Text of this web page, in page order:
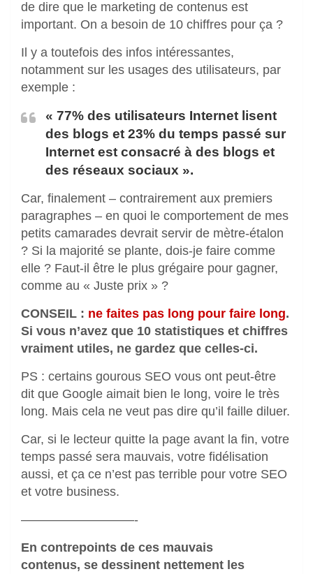
de dire que le marketing de contenus est
important. On a besoin de 10 chiffres pour ça ?
Il y a toutefois des infos intéressantes,
notamment sur les usages des utilisateurs, par
exemple :
« 77% des utilisateurs Internet lisent
des blogs et 23% du temps passé sur
Internet est consacré à des blogs et
des réseaux sociaux ».
Car, finalement – contrairement aux premiers
paragraphes – en quoi le comportement de mes
petits camarades devrait servir de mètre-étalon
? Si la majorité se plante, dois-je faire comme
elle ? Faut-il être le plus grégaire pour gagner,
comme au « Juste prix » ?
CONSEIL : ne faites pas long pour faire long.
Si vous n’avez que 10 statistiques et chiffres
vraiment utiles, ne gardez que celles-ci.
PS : certains gourous SEO vous ont peut-être
dit que Google aimait bien le long, voire le très
long. Mais cela ne veut pas dire qu’il faille diluer.
Car, si le lecteur quitte la page avant la fin, votre
temps passé sera mauvais, votre fidélisation
aussi, et ça ce n’est pas terrible pour votre SEO
et votre business.
—————————-
En contrepoints de ces mauvais
contenus, se dessinent nettement les